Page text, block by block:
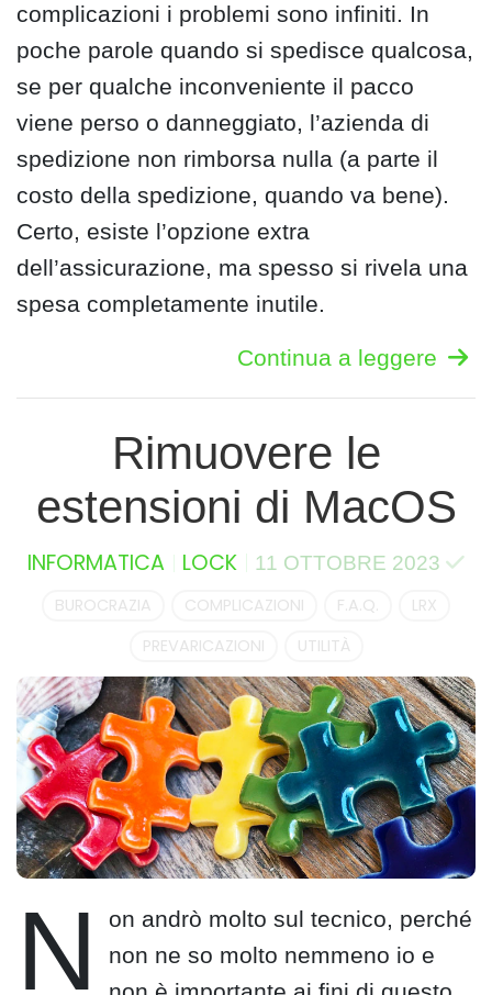
complicazioni i problemi sono infiniti. In
poche parole quando si spedisce qualcosa,
se per qualche inconveniente il pacco
viene perso o danneggiato, l’azienda di
spedizione non rimborsa nulla (a parte il
costo della spedizione, quando va bene).
Certo, esiste l’opzione extra
dell’assicurazione, ma spesso si rivela una
spesa completamente inutile.
Continua a leggere
Rimuovere le
estensioni di MacOS
INFORMATICA LOCK 11 OTTOBRE 2023
BUROCRAZIA COMPLICAZIONI F.A.Q.
LRX
PREVARICAZIONI
UTILITÀ
N
on andrò molto sul tecnico, perché
non ne so molto nemmeno io e